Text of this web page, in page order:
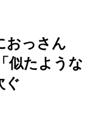
おっさん
似たような
ぐ